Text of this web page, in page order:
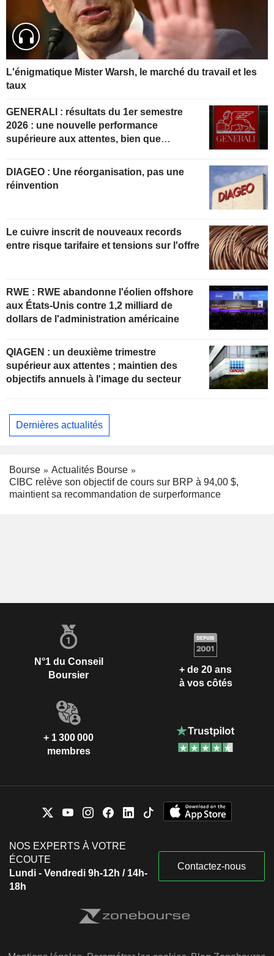
L'énigmatique Mister Warsh, le marché du travail et les
taux
GENERALI : résultats du 1er semestre
2026 : une nouvelle performance
supérieure aux attentes, bien que
DIAGEO : Une réorganisation, pas une
réinvention
Le cuivre inscrit de nouveaux records
entre risque tarifaire et tensions sur l'offre
RWE : RWE abandonne l'éolien offshore
aux États-Unis contre 1,2 milliard de
dollars de l'administration américaine
QIAGEN : un deuxième trimestre
supérieur aux attentes ; maintien des
objectifs annuels à l'image du secteur
Dernières actualités
Bourse
Actualités Bourse
CIBC relève son objectif de cours sur BRP à 94,00 $,
maintient sa recommandation de surperformance
N°1 du Conseil
Boursier
+ de 20 ans
à vos côtés
+ 1 300 000
membres
NOS EXPERTS À VOTRE
ÉCOUTE
Lundi - Vendredi 9h-12h / 14h-
18h
Contactez-nous